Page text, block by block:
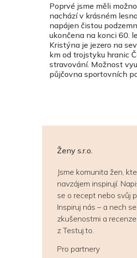
Poprvé jsme měli
nachází v krásném
napájen čistou
ukončena na konci 60.
Kristýna je jezero na
km od trojstyku hranic
stravování. Možnost
půjčovna sportovních
Ženy s.r.o.
Jsme komunita žen,
navzájem inspirují.
se o recept nebo svůj
Inspiruj nás – a nech
zkušenostmi a
z Testuj.to.
Pro partnery